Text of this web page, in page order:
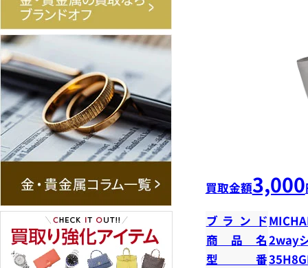
買取金額3,000
ブランド
商品名2way
型番